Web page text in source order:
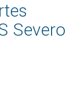
Severo